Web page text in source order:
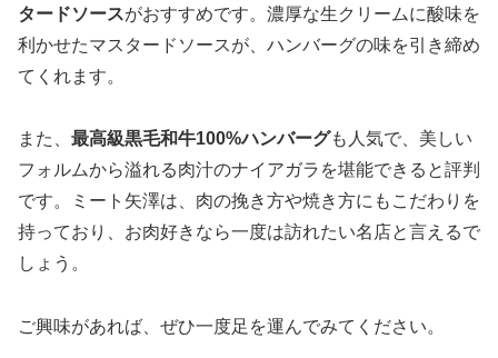
タードソースがおすすめです。濃厚な生クリームに酸味を
利かせたマスタードソースが、ハンバーグの味を引き締め
てくれます。
また、 最高級黒毛和牛100%ハンバーグも人気で、美しい
フォルムから溢れる肉汁のナイアガラを堪能できると評判
です。ミート矢澤は、肉の挽き方や焼き方にもこだわりを
持っており、お肉好きなら一度は訪れたい名店と言えるで
しょう。
ご興味があれば、ぜひ一度足を運んでみてください。